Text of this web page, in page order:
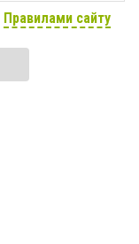
Правилами сайту